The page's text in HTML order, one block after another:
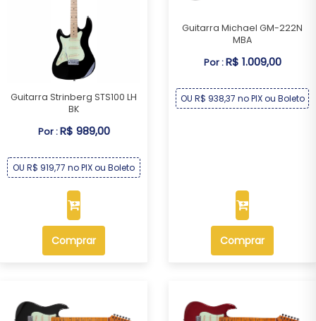
Guitarra Strinberg STS100 LH
BK
Por :R$ 989,00
OU R$ 919,77 no PIX ou Boleto
Comprar
Guitarra Michael GM-222N
MBA
Por :R$ 1.009,00
OU R$ 938,37 no PIX ou Boleto
Comprar